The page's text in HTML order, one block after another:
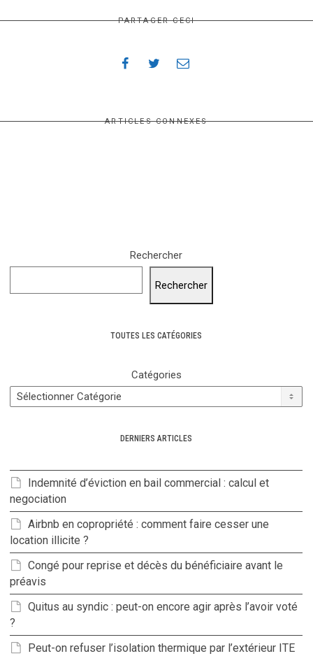
PARTAGER CECI
ARTICLES CONNEXES
Rechercher
Rechercher
TOUTES LES CATÉGORIES
Catégories
DERNIERS ARTICLES
Indemnité d’éviction en bail commercial : calcul et
negociation
Airbnb en copropriété : comment faire cesser une
location illicite ?
Congé pour reprise et décès du bénéficiaire avant le
préavis
Quitus au syndic : peut-on encore agir après l’avoir voté
?
Peut-on refuser l’isolation thermique par l’extérieur ITE